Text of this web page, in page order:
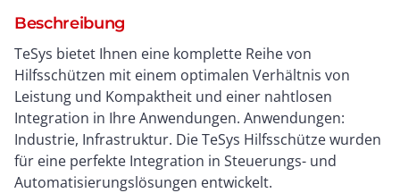
Beschreibung
TeSys bietet Ihnen eine komplette Reihe von
Hilfsschützen mit einem optimalen Verhältnis von
Leistung und Kompaktheit und einer nahtlosen
Integration in Ihre Anwendungen. Anwendungen:
Industrie, Infrastruktur. Die TeSys Hilfsschütze wurden
für eine perfekte Integration in Steuerungs- und
Automatisierungslösungen entwickelt.